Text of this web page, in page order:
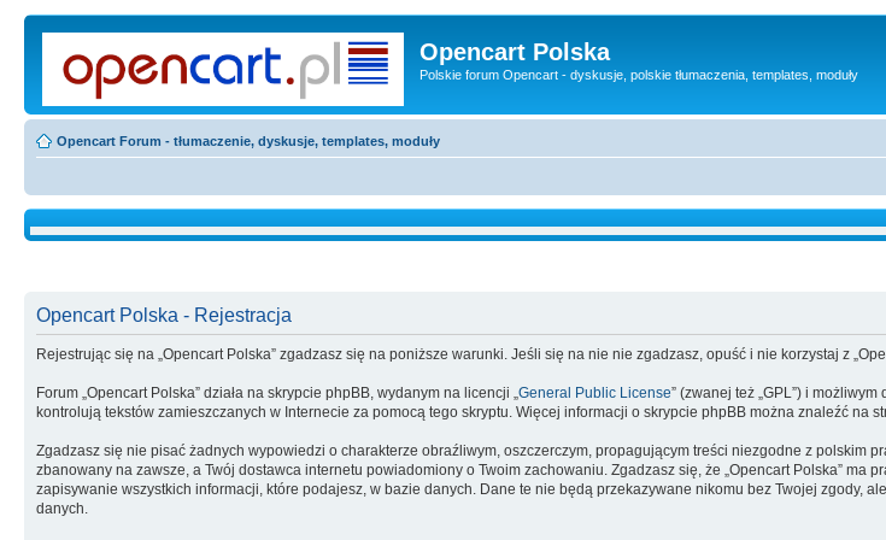
Opencart Polska
Polskie forum Opencart - dyskusje, polskie tłumaczenia, templates, moduły
Opencart Forum - tłumaczenie, dyskusje, templates, moduły
Opencart Polska - Rejestracja
Rejestrując się na „Opencart Polska” zgadzasz się na poniższe warunki. Jeśli się na nie nie zgadzasz, opuść i nie korzystaj z
Forum „Opencart Polska” działa na skrypcie phpBB, wydanym na licencji „ General Public License” (zwanej też „GPL”) i
kontrolują tekstów zamieszczanych w Internecie za pomocą tego skryptu. Więcej informacji o skrypcie phpBB można znaleźć na
Zgadzasz się nie pisać żadnych wypowiedzi o charakterze obraźliwym, oszczerczym, propagującym treści niezgodne z
zbanowany na zawsze, a Twój dostawca internetu powiadomiony o Twoim zachowaniu. Zgadzasz się, że „Opencart Polska”
zapisywanie wszystkich informacji, które podajesz, w bazie danych. Dane te nie będą przekazywane nikomu bez Twojej zgody,
danych.